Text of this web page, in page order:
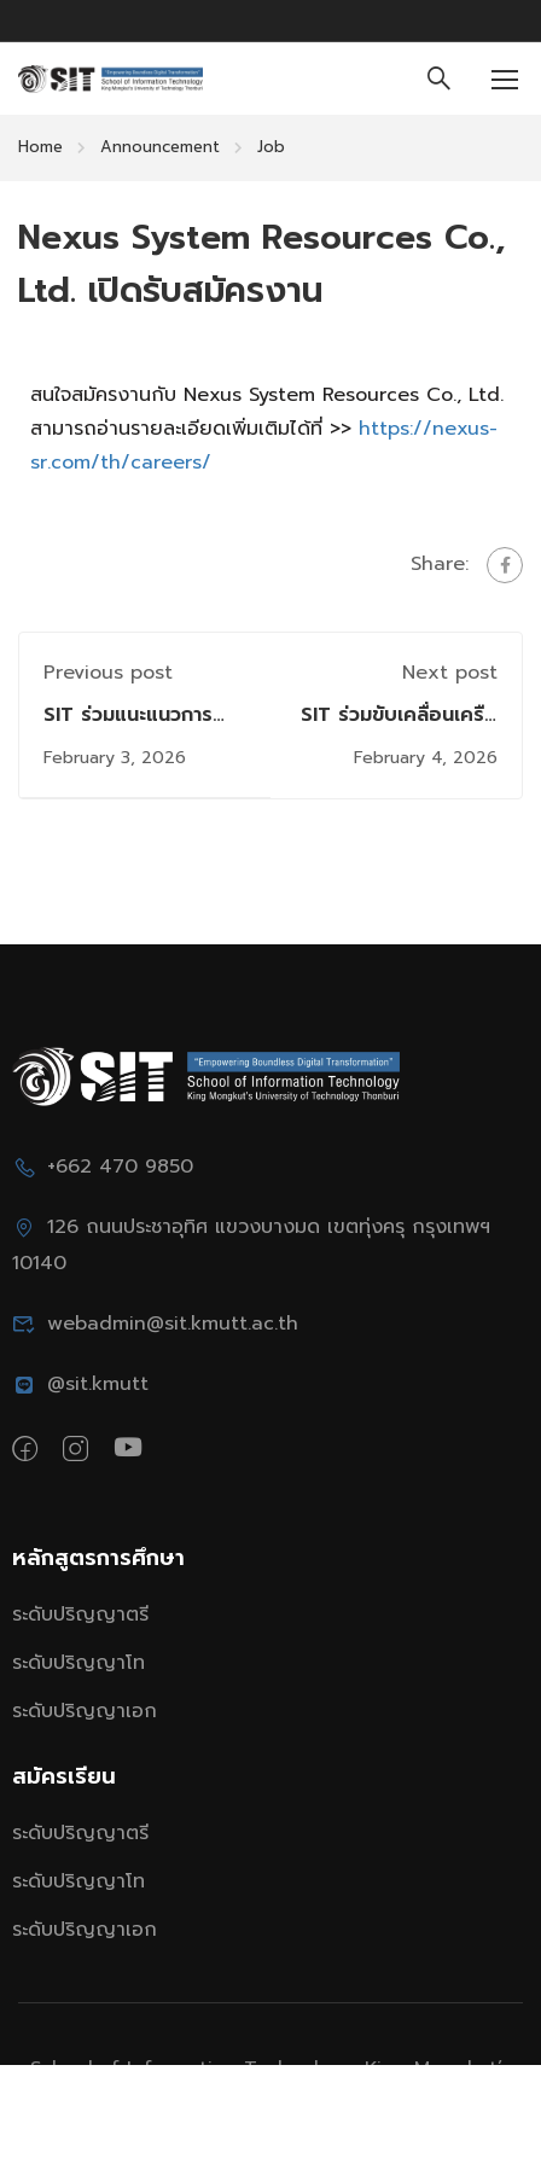
Home Announcement Job
Nexus System Resources Co.,
Ltd. เปิดรับสมัครงาน
สนใจสมัครงานกับ Nexus System Resources Co., Ltd.
สามารถอ่านรายละเอียดเพิ่มเติมได้ที่ >> https://nexus-
sr.com/th/careers/
Share:
Previous post
SIT ร่วมแนะแนวการ
ศึกษาในงาน KMUTT
MEGA Job &
February 3, 2026
Next post
SIT ร่วมขับเคลื่อนเครือ
ข่ายการศึกษาไทย ในพิธี
ลงนาม MOU ระหว่าง
February 4, 2026
+662 470 9850
126 ถนนประชาอุทิศ แขวงบางมด เขตทุ่งครุ กรุงเทพฯ
10140
webadmin@sit.kmutt.ac.th
@sit.kmutt
หลักสูตรการศึกษา
ระดับปริญญาตรี
ระดับปริญญาโท
ระดับปริญญาเอก
สมัครเรียน
ระดับปริญญาตรี
ระดับปริญญาโท
ระดับปริญญาเอก
School of Information Technology, King Mongkut’s